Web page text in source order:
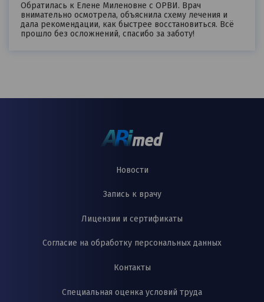
Обратилась к Елене Миленовне с ОРВИ. Врач
внимательно осмотрела, объяснила схему лечения и
дала рекомендации, как быстрее восстановиться. Всё
прошло без осложнений, спасибо за заботу!
Новости
Запись к врачу
Лицензии и сертификаты
Согласие на обработку персональных данных
Контакты
Специальная оценка условий труда